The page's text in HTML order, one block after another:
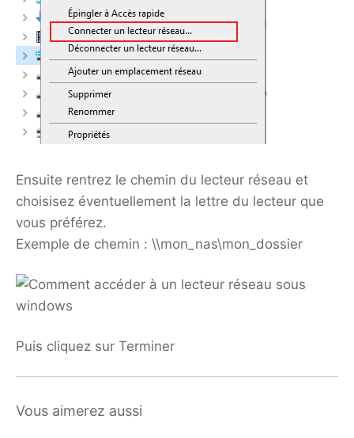
Ensuite rentrez le chemin du lecteur réseau et
choisisez éventuellement la lettre du lecteur que
vous préférez.
Exemple de chemin : \\mon_nas\mon_dossier
Puis cliquez sur Terminer
Vous aimerez aussi